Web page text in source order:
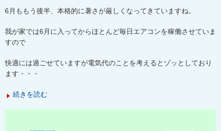
6 月ももう後半、本格的に暑さが厳しくなってきていますね。
我が家では6 月に入ってからほとんど毎日エアコンを稼働させていま
すので
快適には過ごせていますが電気代のことを考えるとゾッとしており
ます・・・
続きを読む